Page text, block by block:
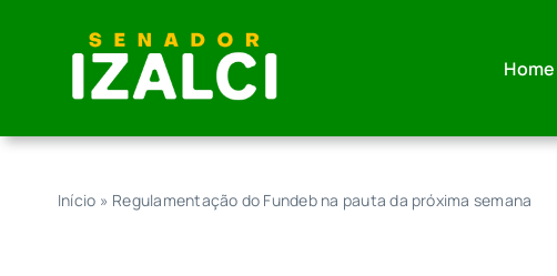
Home
Início » Regulamentação do Fundeb na pauta da próxima semana